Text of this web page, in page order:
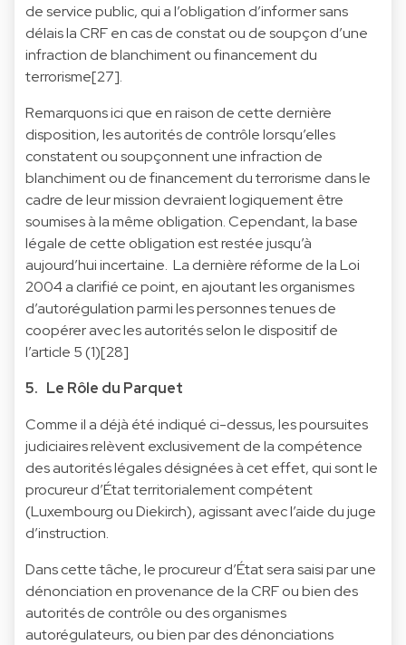
de service public, qui a l’obligation d’informer sans
délais la CRF en cas de constat ou de soupçon d’une
infraction de blanchiment ou financement du
terrorisme[27].
Remarquons ici que en raison de cette dernière
disposition, les autorités de contrôle lorsqu’elles
constatent ou soupçonnent une infraction de
blanchiment ou de financement du terrorisme dans le
cadre de leur mission devraient logiquement être
soumises à la même obligation. Cependant, la base
légale de cette obligation est restée jusqu’à
aujourd’hui incertaine. La dernière réforme de la Loi
2004 a clarifié ce point, en ajoutant les organismes
d’autorégulation parmi les personnes tenues de
coopérer avec les autorités selon le dispositif de
l’article 5 (1)[28]
5. Le Rôle du Parquet
Comme il a déjà été indiqué ci-dessus, les poursuites
judiciaires relèvent exclusivement de la compétence
des autorités légales désignées à cet effet, qui sont le
procureur d’État territorialement compétent
(Luxembourg ou Diekirch), agissant avec l’aide du juge
d’instruction.
Dans cette tâche, le procureur d’État sera saisi par une
dénonciation en provenance de la CRF ou bien des
autorités de contrôle ou des organismes
autorégulateurs, ou bien par des dénonciations